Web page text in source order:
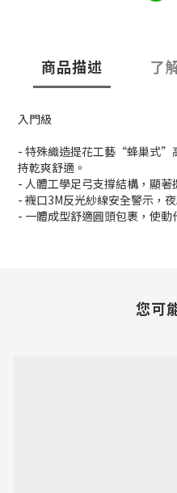
商品描述 了
入門級
- 特殊織造提花工藝“蜂巢式”
持乾爽舒適。
- 人體工學足弓支撐結構，顯著
- 襪口3M反光紗線安全警示，
- 一體成型舒適圓頭包裹，使動
您可